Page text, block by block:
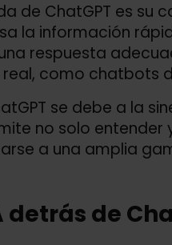
de ChatGPT es su
la información
respuesta
como chatbots
se debe a la
no solo
a una amplia
de